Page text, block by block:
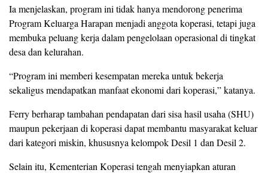
Ia menjelaskan, program ini tidak hanya mendorong penerima
Program Keluarga Harapan menjadi anggota koperasi, tetapi juga
membuka peluang kerja dalam pengelolaan operasional di tingkat
desa dan kelurahan.
“Program ini memberi kesempatan mereka untuk bekerja
sekaligus mendapatkan manfaat ekonomi dari koperasi,” katanya.
Ferry berharap tambahan pendapatan dari sisa hasil usaha (SHU)
maupun pekerjaan di koperasi dapat membantu masyarakat keluar
dari kategori miskin, khususnya kelompok Desil 1 dan Desil 2.
Selain itu, Kementerian Koperasi tengah menyiapkan aturan